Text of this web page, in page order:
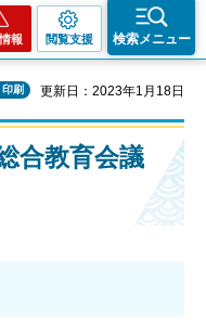
報 閲覧支援 検索メニュー
印刷 更新日：2023年1月18日
合教育会議